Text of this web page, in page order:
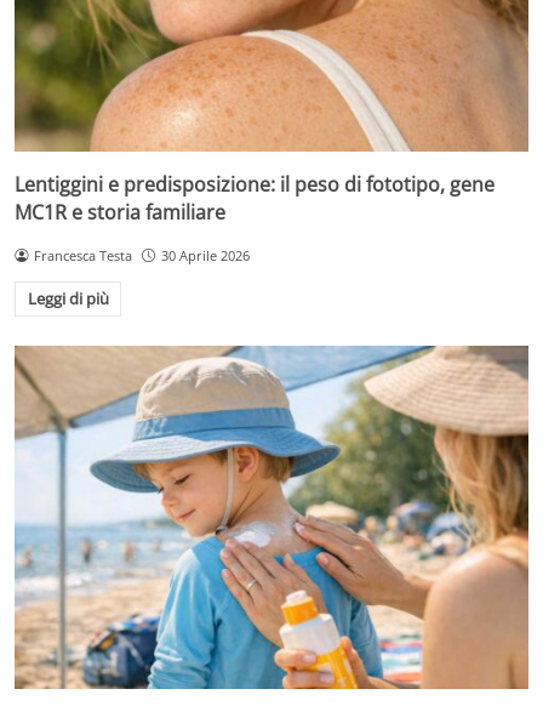
Lentiggini e predisposizione: il peso di fototipo, gene
MC1R e storia familiare
Francesca Testa 30 Aprile 2026
Leggi di più